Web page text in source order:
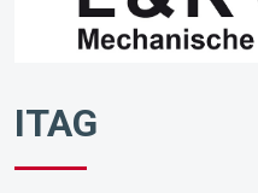
ITAG